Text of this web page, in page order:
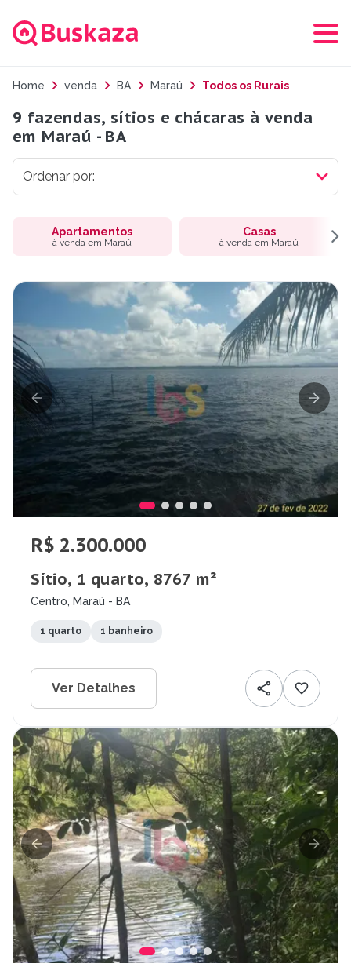
Home venda BA Maraú Todos os Rurais
9 fazendas, sítios e chácaras à venda
em Maraú - BA
Apartamentos
à venda em Maraú
Casas
à venda em Maraú
R$ 2.300.000
Sítio, 1 quarto, 8767 m²
Centro, Maraú - BA
1 quarto 1 banheiro
Ver Detalhes